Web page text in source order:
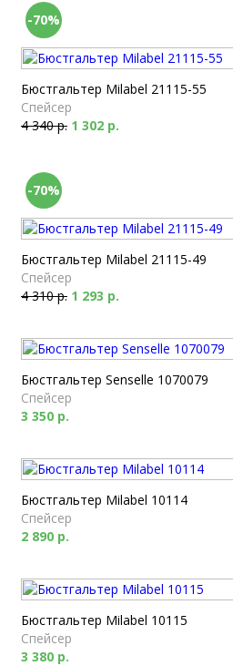
-70%
Бюстгальтер Milabel 21115-55
Спейсер
4 340 р. 1 302 р.
-70%
Бюстгальтер Milabel 21115-49
Спейсер
4 310 р. 1 293 р.
Бюстгальтер Senselle 1070079
Спейсер
3 350 р.
Бюстгальтер Milabel 10114
Спейсер
2 890 р.
Бюстгальтер Milabel 10115
Спейсер
3 380 р.